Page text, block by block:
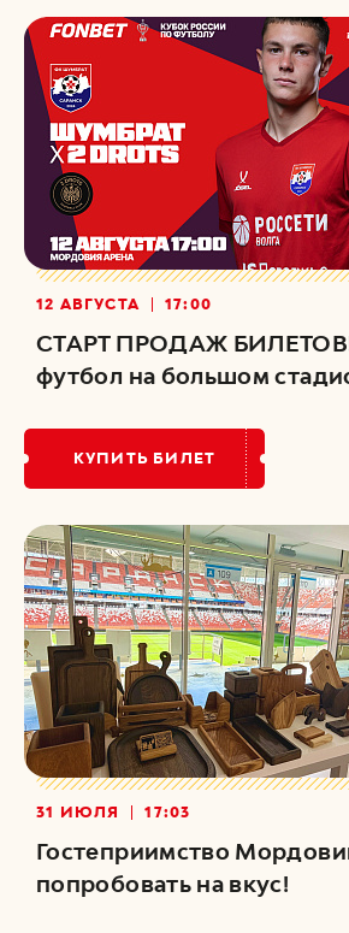
12 АВГУСТА 17:00
СТАРТ ПРОДАЖ
футбол на большом
КУПИТЬ БИЛЕТ
31 ИЮЛЯ 17:03
Гостеприимство
попробовать на вкус!